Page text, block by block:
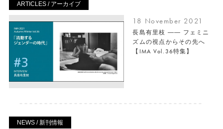
ARTICLES / アーカイブ
18 November 2021
長島有里枝 ―― フェミニ
ズムの視点からその先へ
【IMA Vol.36特集】
NEWS / 新刊情報